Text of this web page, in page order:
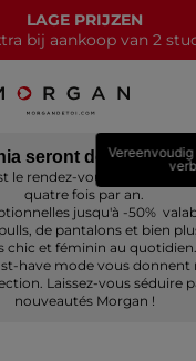
LAGE PRIJZEN
bij aankoop van 2
seront de retour
le rendez-vous mode
quatre fois par an.
jusqu'à -50%
de pantalons et bien
chic et féminin au quotidien.
have mode vous donnent
Laissez-vous séduire
nouveautés Morgan !